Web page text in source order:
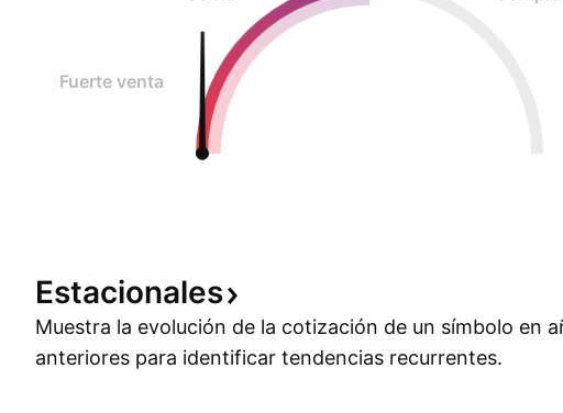
Fuerte venta
Estacionales
Muestra la evolución de la cotización de un símbolo en
anteriores para identificar tendencias recurrentes.